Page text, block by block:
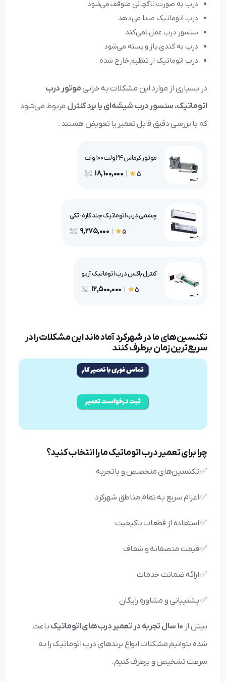
درب به صورت ناگهانی متوقف می‌شود
درب اتوماتیک صدا می‌دهد
سنسور درب عمل نمی‌کند
درب به کندی باز و بسته می‌شود
درب اتوماتیک از تنظیم خارج شده
در بسیاری از موارد این مشکلات به خرابیموتور درب
اتوماتیک، سنسور درب شیشه‌ای یا برد کنترل مربوط می‌شود
که با بررسی دقیق قابل تعمیر یا تعویض هستند.
موتور کرماس 24 ولت 100 وات
5
|
18,100,000
چشمی درب اتوماتیک چند کاره-تکی
5
|
9,275,000
کنترل باکس درب اتوماتیک آریو
5
12,500,000
تکنسین‌های ما در شهرکرد آماده‌اند این مشکلات را در
سریع‌ترین زمان برطرف کنند
چرا برای تعمیر درب اتوماتیک ما را انتخاب کنید؟
✅ تکنسین‌های متخصص و باتجربه
✅ اعزام سریع به تمام مناطق شهرکرد
✅ استفاده از قطعات باکیفیت
✅ قیمت منصفانه و شفاف
✅ ارائه ضمانت خدمات
✅ پشتیبانی و مشاوره رایگان
بیش از ۱۰ سال تجربه در تعمیر درب‌های اتوماتیک
باعث
شده بتوانیم مشکلات انواع برندهای درب اتوماتیک را به
سرعت تشخیص و برطرف کنیم.